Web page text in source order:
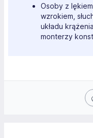
Osoby z
wzrokiem,
układu
monterzy